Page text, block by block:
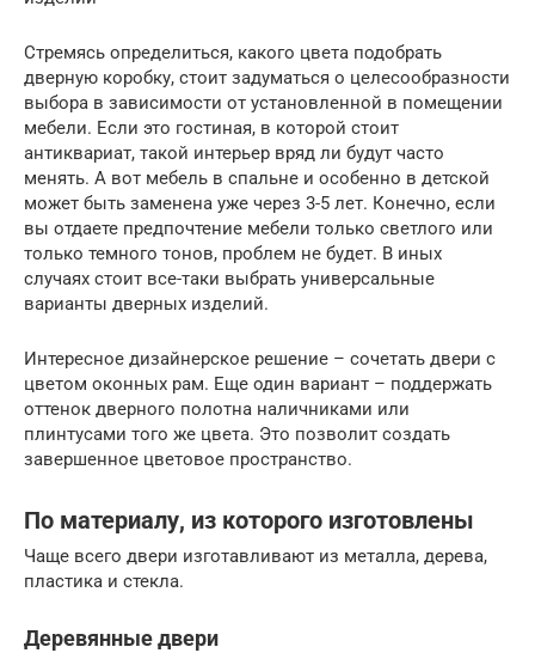
Стремясь определиться, какого цвета подобрать
дверную коробку, стоит задуматься о целесообразности
выбора в зависимости от установленной в помещении
мебели. Если это гостиная, в которой стоит
антиквариат, такой интерьер вряд ли будут часто
менять. А вот мебель в спальне и особенно в детской
может быть заменена уже через 3-5 лет. Конечно, если
вы отдаете предпочтение мебели только светлого или
только темного тонов, проблем не будет. В иных
случаях стоит все-таки выбрать универсальные
варианты дверных изделий.
Интересное дизайнерское решение – сочетать двери с
цветом оконных рам. Еще один вариант – поддержать
оттенок дверного полотна наличниками или
плинтусами того же цвета. Это позволит создать
завершенное цветовое пространство.
По материалу, из которого изготовлены
Чаще всего двери изготавливают из металла, дерева,
пластика и стекла.
Деревянные двери